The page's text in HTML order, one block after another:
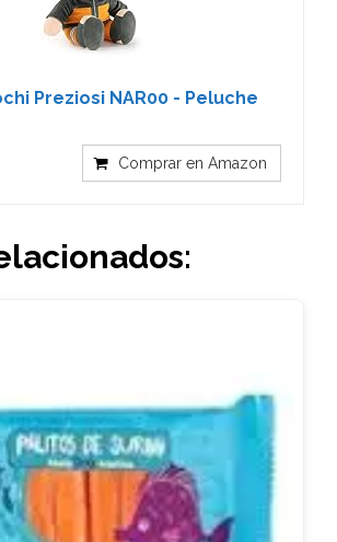
Preziosi NAR00 - Peluche
Comprar en Amazon